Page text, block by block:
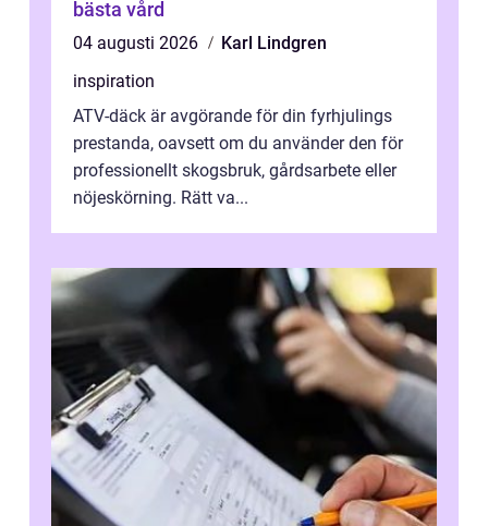
bästa vård
04 augusti 2026
Karl Lindgren
inspiration
ATV-däck är avgörande för din fyrhjulings
prestanda, oavsett om du använder den för
professionellt skogsbruk, gårdsarbete eller
nöjeskörning. Rätt va...